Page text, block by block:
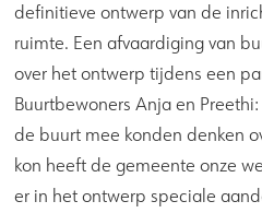
definitieve ontwerp van de
ruimte. Een afvaardiging van
over het ontwerp tijdens een
Buurtbewoners Anja en
de buurt mee konden denken
kon heeft de gemeente onze
er in het ontwerp speciale